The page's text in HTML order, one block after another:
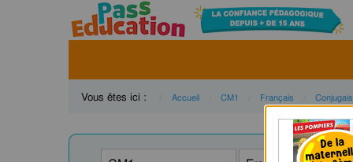
Vous êtes ici : Accueil CM1 Français